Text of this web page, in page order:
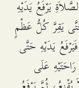
يَرْفَعُ يَدَيْهِ
يَقِرَّ كُلُّ عَظْمٍ
يَدَيْهِ حَتَّى
عَلَى